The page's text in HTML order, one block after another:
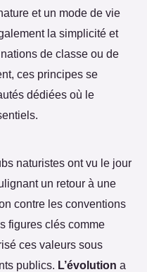
et un mode de vie
la simplicité et
de classe ou de
ces principes se
dédiées où le
naturistes ont vu le jour
un retour à une
contre les conventions
figures clés comme
ces valeurs sous
publics. L’évolution a